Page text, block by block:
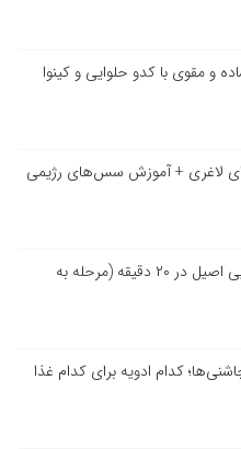
و مقوی با کدو حلوایی و کینوا
لاغری + آموزش سس‌های رژیمی
طرز تهیه اسپاگتی ایتالیایی اصیل در ۲۰ دقیقه (مرحله به
کدام ادویه برای کدام غذا